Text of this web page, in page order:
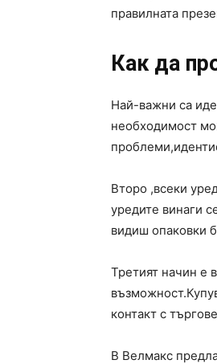
правилната
Как да
Най-важни са
необходимост
Второ ,всеки
уредите винаги
видиш опаковки
Третият начин е
контакт с
В Велмакс